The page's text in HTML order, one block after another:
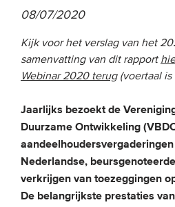
Van de
MEDIA
Webinars
08/07/2020
Kijk voor het verslag van het
samenvatting van dit rapport
Webinar 2020 terug(voertaal is
Jaarlijks bezoekt de
Duurzame Ontwikkeling
Nederlandse,
verkrijgen van toezeggingen
De belangrijkste prestaties